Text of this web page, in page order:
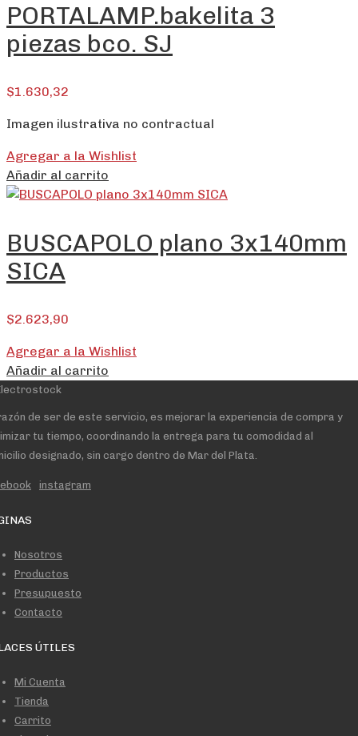
PORTALAMP.bakelita 3
piezas bco. SJ
$1.630,32
Imagen ilustrativa no contractual
Agregar a la Wishlist
Añadir al carrito
BUSCAPOLO plano 3x140mm
SICA
$2.623,90
Agregar a la Wishlist
Añadir al carrito
de ser de este servicio, es mejorar la experiencia de compra y
tu tiempo, coordinando la entrega para tu comodidad al
designado, sin cargo dentro de Mar del Plata.
instagram
Nosotros
Productos
Presupuesto
Contacto
ÚTILES
Mi Cuenta
Tienda
Carrito